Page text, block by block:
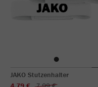
JAKO Stutzenhalter